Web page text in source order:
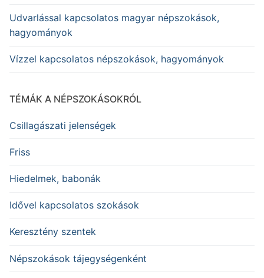
Udvarlással kapcsolatos magyar népszokások,
hagyományok
Vízzel kapcsolatos népszokások, hagyományok
TÉMÁK A NÉPSZOKÁSOKRÓL
Csillagászati jelenségek
Friss
Hiedelmek, babonák
Idővel kapcsolatos szokások
Keresztény szentek
Népszokások tájegységenként